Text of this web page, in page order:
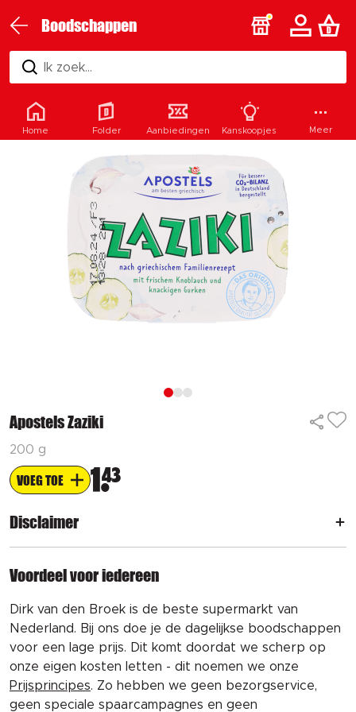
Boodschappen
Ik zoek...
Apostels Zaziki
200 g
VOEG TOE 1 43
Disclaimer
Voordeel voor iedereen
Dirk van den Broek is de beste supermarkt van
Nederland. Bij ons doe je de dagelijkse boodschappen
voor een lage prijs. Dit komt doordat we scherp op
onze eigen kosten letten - dit noemen we onze
Prijsprincipes. Zo hebben we geen bezorgservice,
geen speciale spaarcampagnes en geen
Home Folder Aanbiedingen Kanskoopjes Meer